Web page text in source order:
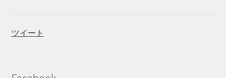
ツイート